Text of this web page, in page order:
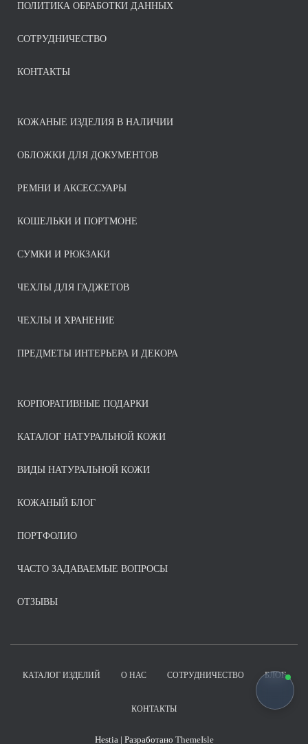
ПОЛИТИКА ОБРАБОТКИ ДАННЫХ
СОТРУДНИЧЕСТВО
КОНТАКТЫ
КОЖАНЫЕ ИЗДЕЛИЯ В НАЛИЧИИ
ОБЛОЖКИ ДЛЯ ДОКУМЕНТОВ
РЕМНИ И АКСЕССУАРЫ
КОШЕЛЬКИ И ПОРТМОНЕ
СУМКИ И РЮКЗАКИ
ЧЕХЛЫ ДЛЯ ГАДЖЕТОВ
ЧЕХЛЫ И ХРАНЕНИЕ
ПРЕДМЕТЫ ИНТЕРЬЕРА И ДЕКОРА
КОРПОРАТИВНЫЕ ПОДАРКИ
КАТАЛОГ НАТУРАЛЬНОЙ КОЖИ
ВИДЫ НАТУРАЛЬНОЙ КОЖИ
КОЖАНЫЙ БЛОГ
ПОРТФОЛИО
ЧАСТО ЗАДАВАЕМЫЕ ВОПРОСЫ
ОТЗЫВЫ
КАТАЛОГ ИЗДЕЛИЙ О НАС СОТРУДНИЧЕСТВО БЛОГ
КОНТАКТЫ
Hestia | Разработано ThemeIsle